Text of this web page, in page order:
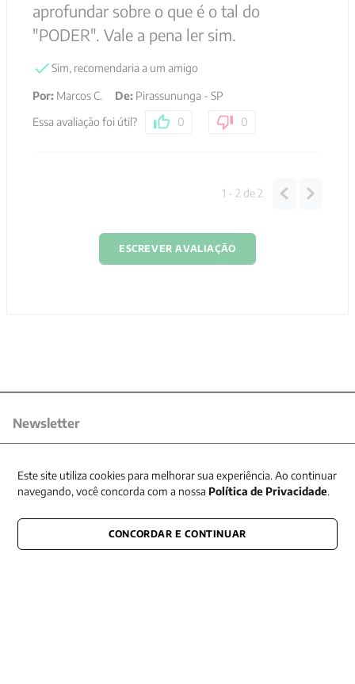
aprofundar sobre o que é o tal do
"PODER". Vale a pena ler sim.
Sim, recomendaria a um amigo
Por: Marcos C. De: Pirassununga - SP
Essa avaliação foi útil?
0 0
1 - 2 de2
ESCREVER AVALIAÇÃO
Newsletter
CONECTE-SE CONOSCO
Este site utiliza cookies para melhorar sua experiência. Ao continuar
navegando, você concorda com a nossa Política de Privacidade.
CONCORDAR E CONTINUAR